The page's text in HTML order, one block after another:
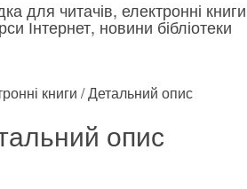
для читачів, електронні
Інтернет, новини бібліотеки
книги / Детальний опис
опис